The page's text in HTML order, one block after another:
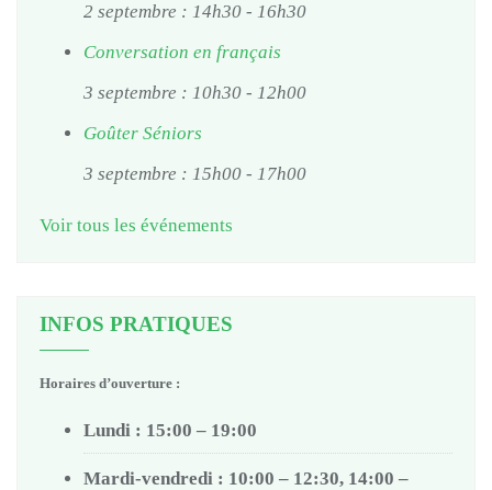
2 septembre : 14h30 - 16h30
Conversation en français
3 septembre : 10h30 - 12h00
Goûter Séniors
3 septembre : 15h00 - 17h00
Voir tous les événements
INFOS PRATIQUES
Horaires d’ouverture :
Lundi : 15:00 – 19:00
Mardi-vendredi : 10:00 – 12:30, 14:00 –